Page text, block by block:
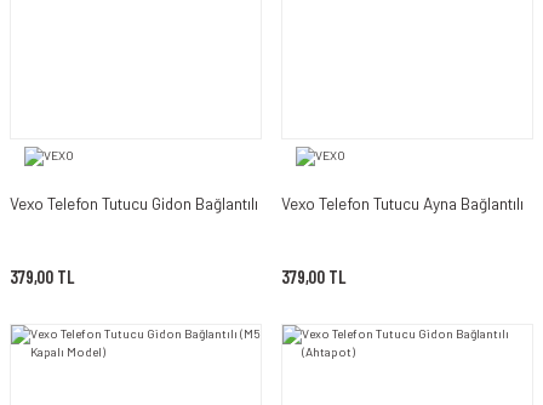
Vexo Telefon Tutucu Gidon Bağlantılı
379,00 TL
Vexo Telefon Tutucu Ayna Bağlantılı
379,00 TL